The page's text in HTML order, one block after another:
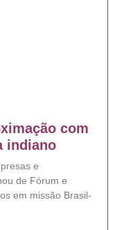
com
indiano
e
de Fórum e
em missão Brasil-